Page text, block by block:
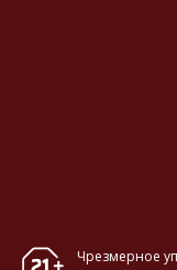
Чрезмерное